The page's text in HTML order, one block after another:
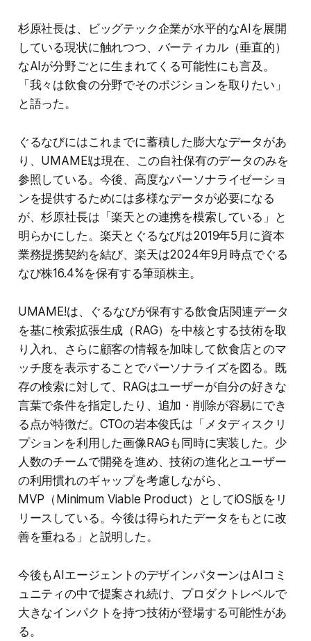
杉原社長は、ビッグテック企業が水平的なAIを展開
している現状に触れつつ、バーティカル（垂直的）
なAIが分野ごとに生まれてくる可能性にも言及。
「我々は飲食の分野でそのポジションを取りたい」
と語った。
ぐるなびにはこれまでに蓄積した膨大なデータがあ
り、UMAME!は現在、この自社保有のデータのみを
参照している。今後、高度なパーソナライゼーショ
ンを提供するためには多様なデータが必要になる
が、杉原社長は「楽天との連携を模索している」と
明らかにした。楽天とぐるなびは2019年5月に資本
業務提携契約を結び、楽天は2024年9月時点でぐる
なび株16.4%を保有する筆頭株主。
UMAME!は、ぐるなびが保有する飲食店関連データ
を基に検索拡張生成（RAG）を中核とする技術を取
り入れ、さらに顧客の情報を加味して飲食店とのマ
ッチ度を表示することでパーソナライズを図る。既
存の検索に対して、RAGはユーザーが自分の好きな
言葉で条件を指定したり、追加・削除が容易にでき
る点が特徴だ。CTOの岩本俊氏は「メタディスクリ
プションを利用した画像RAGも同時に実装した。少
人数のチームで開発を進め、技術の進化とユーザー
の利用慣れのギャップを考慮しながら、
MVP（Minimum Viable Product）としてiOS版をリ
リースしている。今後は得られたデータをもとに改
善を重ねる」と説明した。
今後もAIエージェントのデザインパターンはAIコミ
ュニティの中で提案され続け、プロダクトレベルで
大きなインパクトを持つ技術が登場する可能性があ
る。